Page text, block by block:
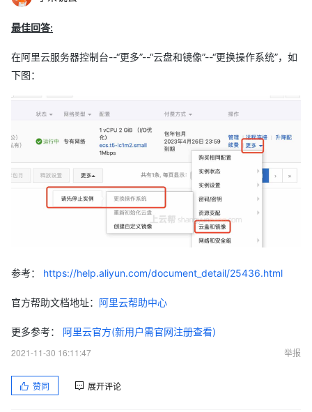
最佳回答:
在阿里云服务器控制台--“更多”--“云盘和镜像”--“更换操作系统”，如
下图：
参考： https://help.aliyun.com/document_detail/25436.html
官方帮助文档地址： 阿里云帮助中心
更多参考：
阿里云官方(新用户需官网注册查看)
2021-11-30 16:11:47
举报
赞同 展开评论